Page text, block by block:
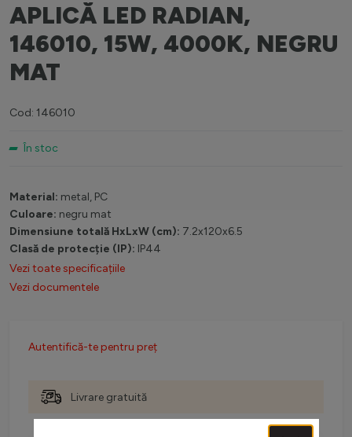
APLICĂ LED RADIAN,
146010, 15W, 4000K, NEGRU
MAT
Cod: 146010
În stoc
Material: metal, PC
Culoare: negru mat
Dimensiune totală HxLxW (cm): 7.2x120x6.5
Clasă de protecție (IP): IP44
Vezi toate specificațiile
Vezi documentele
Autentifică-te pentru preț
Livrare gratuită